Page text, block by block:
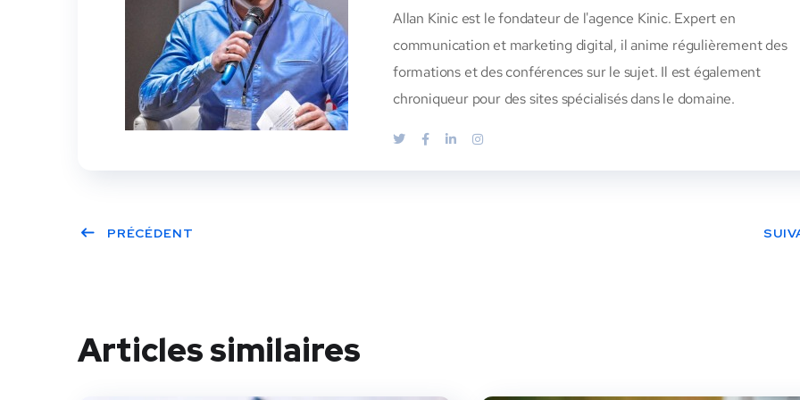
Allan Kinic est le fondateur de l'agence Kinic. Expert en
communication et marketing digital, il anime régulièrement des
formations et des conférences sur le sujet. Il est également
chroniqueur pour des sites spécialisés dans le domaine.
PRÉCÉDENT
Articles similaires